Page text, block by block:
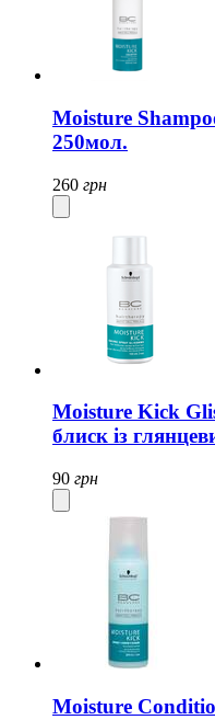
Moisture
250мол.
260 грн
Moisture Kick
блиск із
90 грн
Moisture